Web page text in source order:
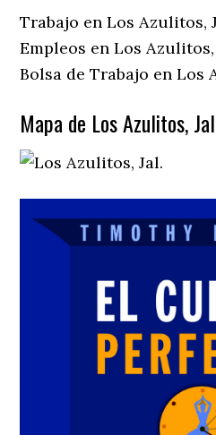
Trabajo en Los Azulitos,
Empleos en Los Azulitos,
Bolsa de Trabajo en Los
Mapa de Los Azulitos,